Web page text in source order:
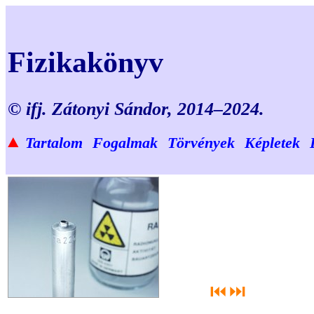
Fizikakönyv
© ifj. Zátonyi Sándor, 2014–2024.
▲ Tartalom Fogalmak Törvények Képletek
⏮ ⏭